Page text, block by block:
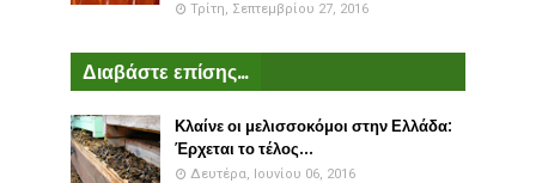
Τρίτη, Σεπτεμβρίου 27, 2016
Διαβάστε επίσης...
Κλαίνε οι μελισσοκόμοι στην Ελλάδα:
Έρχεται το τέλος...
Δευτέρα, Ιουνίου 06, 2016